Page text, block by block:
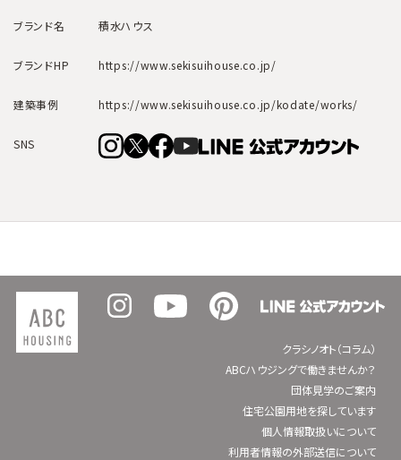
ブランド名 積水ハウス
ブランドHP https://www.sekisuihouse.co.jp/
建築事例 https://www.sekisuihouse.co.jp/kodate/works/
SNS
クラシノオト（コラム）
ABCハウジングで働きませんか？
団体見学のご案内
住宅公園用地を探しています
個人情報取扱いについて
利用者情報の外部送信について